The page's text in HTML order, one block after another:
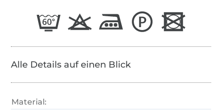
Alle Details auf einen Blick
Material: